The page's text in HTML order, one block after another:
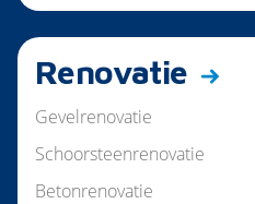
Renovatie
Gevelrenovatie
Schoorsteenrenovatie
Betonrenovatie